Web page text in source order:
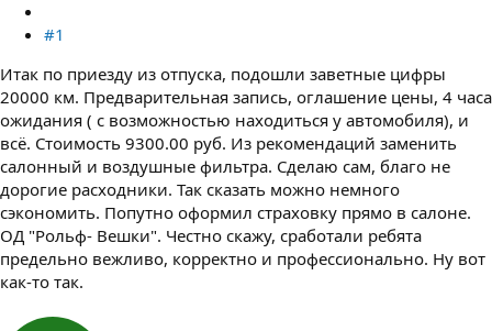
#1
Итак по приезду из отпуска, подошли заветные цифры
20000 км. Предварительная запись, оглашение цены, 4 часа
ожидания ( с возможностью находиться у автомобиля), и
всё. Стоимость 9300.00 руб. Из рекомендаций заменить
салонный и воздушные фильтра. Сделаю сам, благо не
дорогие расходники. Так сказать можно немного
сэкономить. Попутно оформил страховку прямо в салоне.
ОД "Рольф- Вешки". Честно скажу, сработали ребята
предельно вежливо, корректно и профессионально. Ну вот
как-то так.